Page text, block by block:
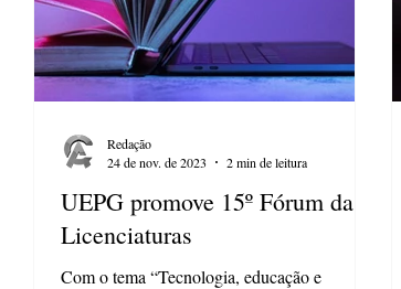
UEPG promove 15º Fórum das
Licenciaturas
Com o tema “Tecnologia, educação e
Redação
24 de nov. de 2023
2 min de leitura